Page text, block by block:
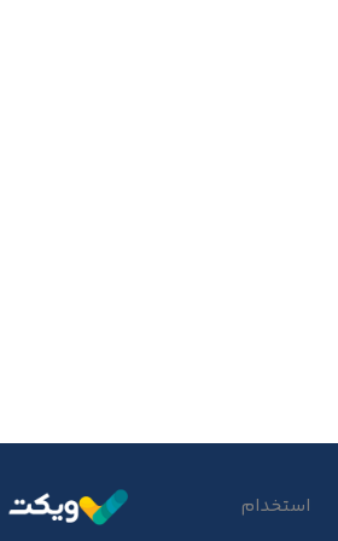
استخدام